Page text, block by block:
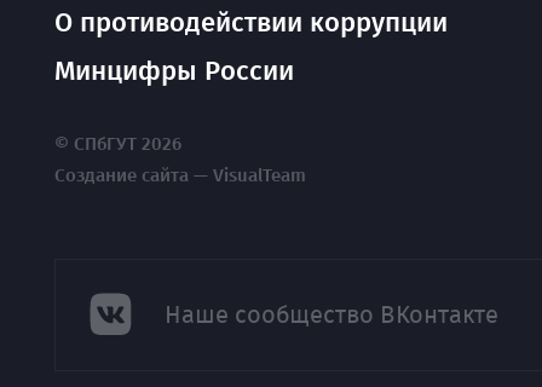
О противодействии коррупции
Минцифры России
© СПбГУТ 2026
Создание сайта — VisualTeam
Наше сообщество ВКонтакте